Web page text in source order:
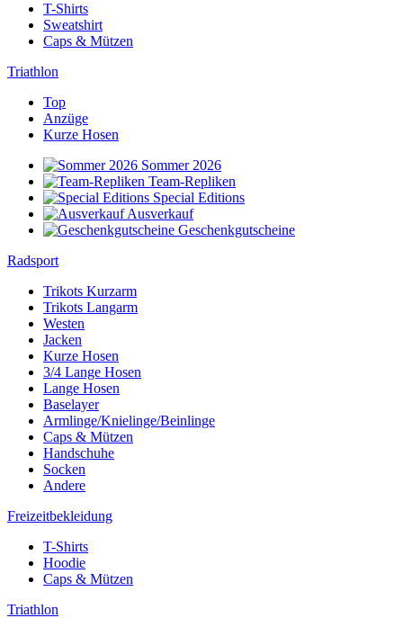
T-Shirts
Sweatshirt
Caps & Mützen
Triathlon
Top
Anzüge
Kurze Hosen
Sommer 2026
Team-Repliken
Special Editions
Ausverkauf
Geschenkgutscheine
Radsport
Trikots Kurzarm
Trikots Langarm
Westen
Jacken
Kurze Hosen
3/4 Lange Hosen
Lange Hosen
Baselayer
Armlinge/Knielinge/Beinlinge
Caps & Mützen
Handschuhe
Socken
Andere
Freizeitbekleidung
T-Shirts
Hoodie
Caps & Mützen
Triathlon